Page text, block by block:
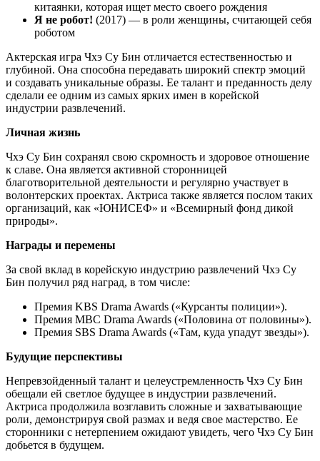
китаянки, которая ищет место своего рождения
Я не робот! (2017) — в роли женщины, считающей себя
роботом
Актерская игра Чхэ Су Бин отличается естественностью и
глубиной. Она способна передавать широкий спектр эмоций
и создавать уникальные образы. Ее талант и преданность делу
сделали ее одним из самых ярких имен в корейской
индустрии развлечений.
Личная жизнь
Чхэ Су Бин сохранял свою скромность и здоровое отношение
к славе. Она является активной сторонницей
благотворительной деятельности и регулярно участвует в
волонтерских проектах. Актриса также является послом таких
организаций, как «ЮНИСЕФ» и «Всемирный фонд дикой
природы».
Награды и перемены
За свой вклад в корейскую индустрию развлечений Чхэ Су
Бин получил ряд наград, в том числе:
Премия KBS Drama Awards («Курсанты полиции»).
Премия MBC Drama Awards («Половина от половины»).
Премия SBS Drama Awards («Там, куда упадут звезды»).
Будущие перспективы
Непревзойденный талант и целеустремленность Чхэ Су Бин
обещали ей светлое будущее в индустрии развлечений.
Актриса продолжила возглавить сложные и захватывающие
роли, демонстрируя свой размах и ведя свое мастерство. Ее
сторонники с нетерпением ожидают увидеть, чего Чхэ Су Бин
добьется в будущем.